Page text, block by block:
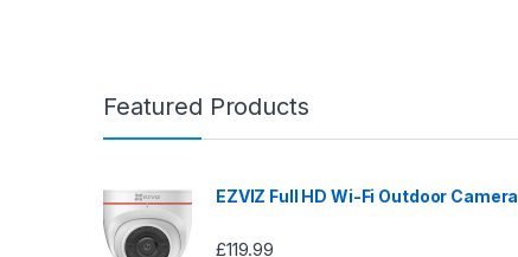
Featured Products
EZVIZ Full HD Wi-Fi Outdoor Camera
£119.99